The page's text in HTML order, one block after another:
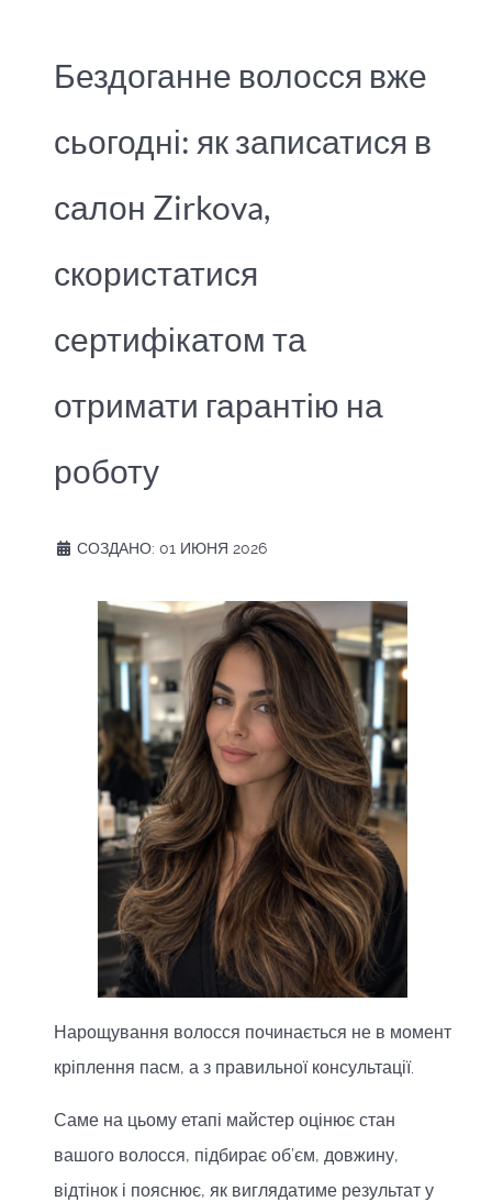
Бездоганне волосся вже
сьогодні: як записатися в
салон Zirkova,
скористатися
сертифікатом та
отримати гарантію на
роботу
СОЗДАНО: 01 ИЮНЯ 2026
Нарощування волосся починається не в момент
кріплення пасм, а з правильної консультації.
Саме на цьому етапі майстер оцінює стан
вашого волосся, підбирає об’єм, довжину,
відтінок і пояснює, як виглядатиме результат у